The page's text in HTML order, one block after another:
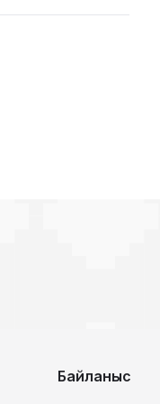
Байланыс